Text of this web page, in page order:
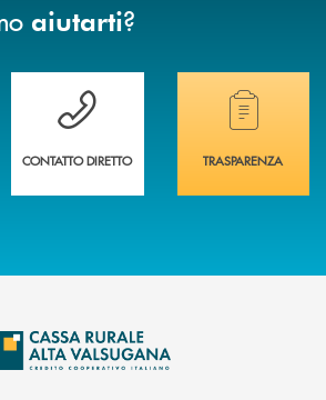
aiutarti?
nuova PRENOTA BANCA
Hai bisogno di assistenza immediata?
CONTATTO DIRETTO
Hai bisogno di
TRASPARENZA